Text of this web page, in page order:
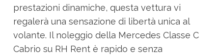
prestazioni dinamiche, questa vettura vi
regalerà una sensazione di libertà unica al
volante. Il noleggio della Mercedes Classe C
Cabrio su RH Rent è rapido e senza